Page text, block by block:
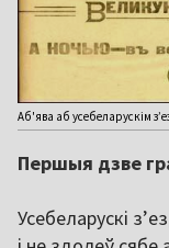
Аб'ява аб усебеларускім
Першыя дзве
Усебеларускі